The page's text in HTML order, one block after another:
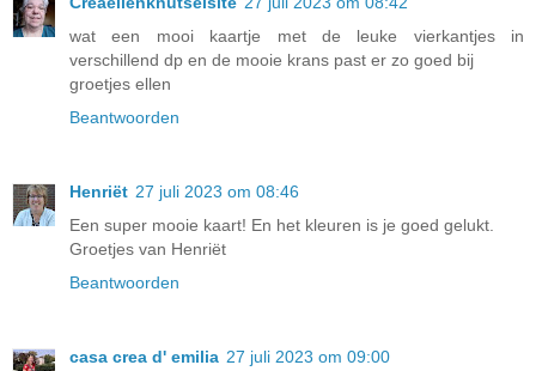
wat een mooi kaartje met de leuke vierkantjes in
verschillend dp en de mooie krans past er zo goed bij
groetjes ellen
Beantwoorden
Henriët 27 juli 2023 om 08:46
Een super mooie kaart! En het kleuren is je goed gelukt.
Groetjes van Henriët
Beantwoorden
casa crea d' emilia 27 juli 2023 om 09:00